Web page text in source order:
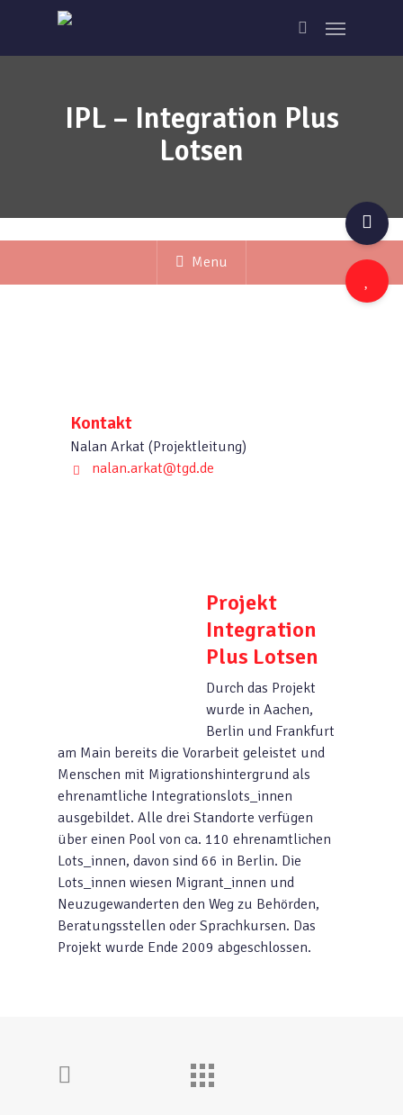
main
search
Menu
IPL – Integration Plus
Lotsen
Menu
Kontakt
Nalan Arkat (Projektleitung)
nalan.arkat@tgd.de
Projekt
Integration
Plus Lotsen
Durch das Projekt
wurde in Aachen,
Berlin und Frankfurt
am Main bereits die Vorarbeit geleistet und
Menschen mit Migrationshintergrund als
ehrenamtliche Integrationslots_innen
ausgebildet. Alle drei Standorte verfügen
über einen Pool von ca. 110 ehrenamtlichen
Lots_innen, davon sind 66 in Berlin. Die
Lots_innen wiesen Migrant_innen und
Neuzugewanderten den Weg zu Behörden,
Beratungsstellen oder Sprachkursen. Das
Projekt wurde Ende 2009 abgeschlossen.